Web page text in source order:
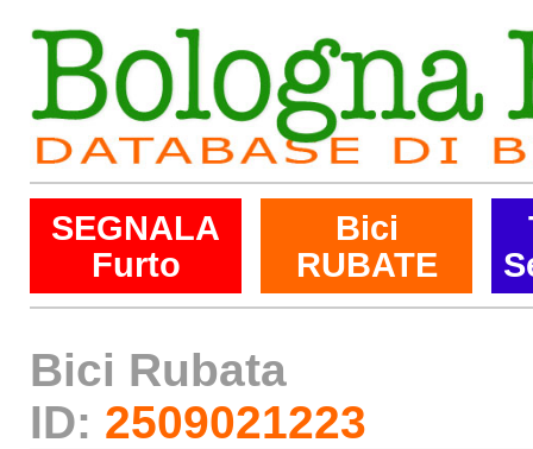
SEGNALA
Furto
Bici
RUBATE
Bici Rubata
ID: 2509021223